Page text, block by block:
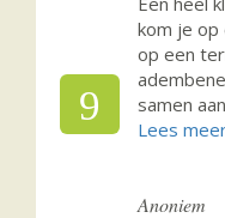
9
kom je op
op een
samen aan
Anoniem